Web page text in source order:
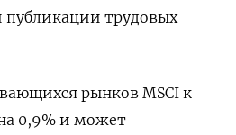
публикации трудовых
рынков MSCI к
0,9% и может